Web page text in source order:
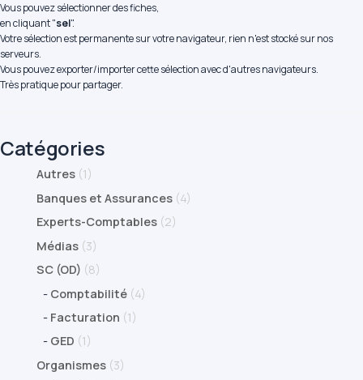
Vous pouvez sélectionner des fiches,
en cliquant "sel".
Votre sélection est permanente sur votre navigateur, rien n'est stocké sur nos
serveurs.
Vous pouvez exporter/importer cette sélection avec d'autres navigateurs.
Très pratique pour partager.
Catégories
Autres (1)
Banques et Assurances (4)
Experts-Comptables (2)
Médias (3)
SC (OD) (8)
- Comptabilité (4)
- Facturation (1)
- GED (1)
Organismes (3)